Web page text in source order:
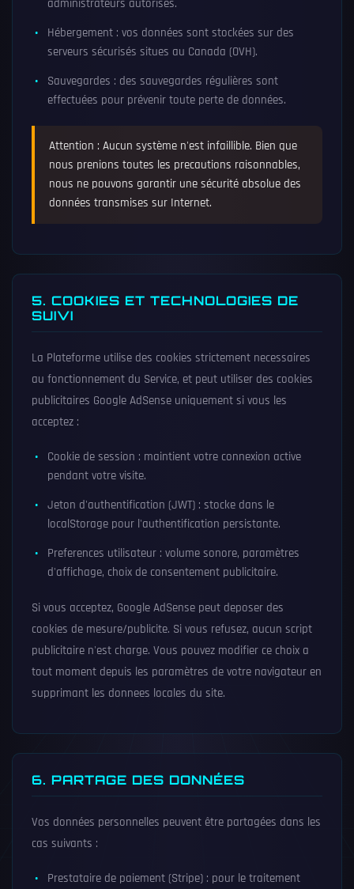
administrateurs autorisés.
Hébergement : vos données sont stockées sur des
serveurs sécurisés situes au Canada (OVH).
Sauvegardes : des sauvegardes régulières sont
effectuées pour prévenir toute perte de données.
Attention : Aucun système n'est infaillible. Bien que
nous prenions toutes les precautions raisonnables,
nous ne pouvons garantir une sécurité absolue des
données transmises sur Internet.
5. COOKIES ET TECHNOLOGIES DE
SUIVI
La Plateforme utilise des cookies strictement necessaires
au fonctionnement du Service, et peut utiliser des cookies
publicitaires Google AdSense uniquement si vous les
acceptez :
Cookie de session : maintient votre connexion active
pendant votre visite.
Jeton d'authentification (JWT) : stocke dans le
localStorage pour l'authentification persistante.
Preferences utilisateur : volume sonore, paramètres
d'affichage, choix de consentement publicitaire.
Si vous acceptez, Google AdSense peut deposer des
cookies de mesure/publicite. Si vous refusez, aucun script
publicitaire n'est charge. Vous pouvez modifier ce choix a
tout moment depuis les paramètres de votre navigateur en
supprimant les donnees locales du site.
6. PARTAGE DES DONNÉES
Vos données personnelles peuvent être partagées dans les
cas suivants :
Prestataire de paiement (Stripe) : pour le traitement